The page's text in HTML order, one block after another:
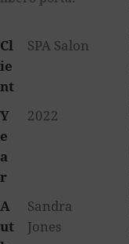
Cl
ie
nt
SPA Salon
Y
e
a
r
2022
A
ut
Sandra
Jones